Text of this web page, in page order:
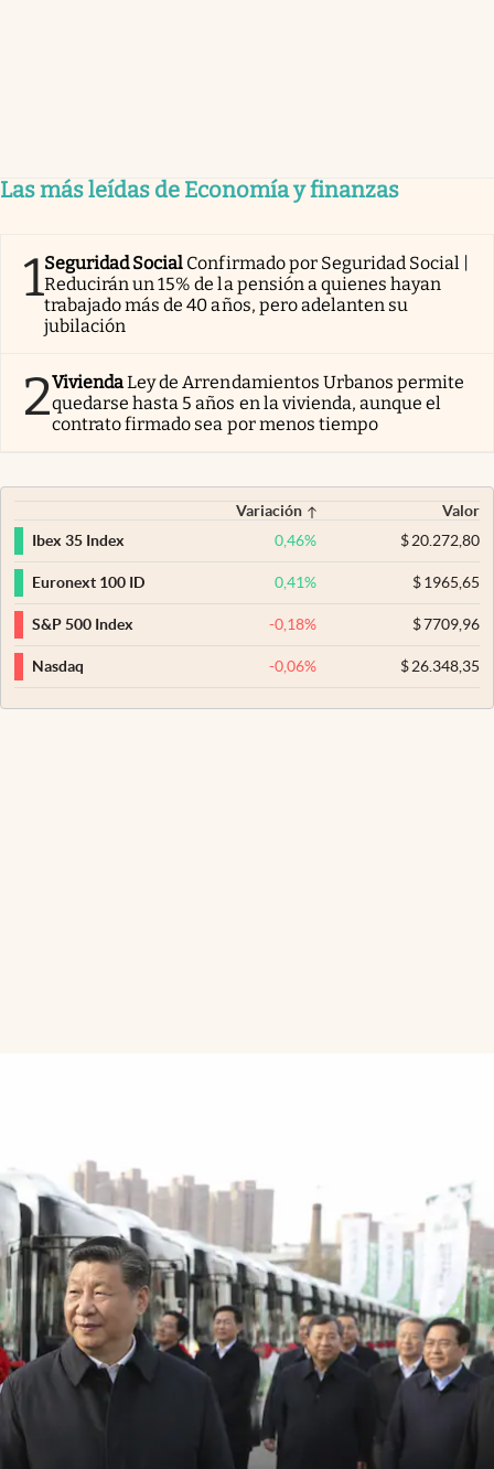
Las más leídas de Economía y finanzas
1Seguridad Social Confirmado por Seguridad Social |
Reducirán un 15% de la pensión a quienes hayan
trabajado más de 40 años, pero adelanten su
jubilación
2ViviendaLey de Arrendamientos Urbanos permite
quedarse hasta 5 años en la vivienda, aunque el
contrato firmado sea por menos tiempo
Variación
Valor
Ibex 35 Index
0,46% $20.272,80
Euronext 100 ID 0,41% $1965,65
S&P 500 Index -0,18% $7709,96
Nasdaq -0,06% $26.348,35